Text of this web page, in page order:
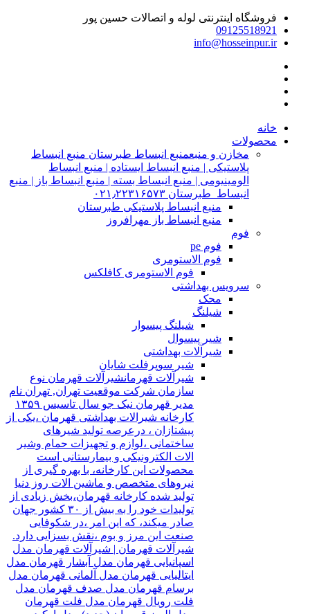
فروشگاه اینترنتی لوله و اتصالات حسین پور
09125518921
info@hosseinpur.ir
خانه
محصولات
مخازن و منبعمنبع انبساط طبرستان منبع انبساط
پلاستیکی | منبع انبساط ایستاده | منبع انبساط
الومینیومی | منبع انبساط بسته | منبع انبساط باز | منبع
انبساط طبرستان ۰۲۱٫۲۲۳۱۶۵۷۳
منبع انبساط پلاستیکی طبرستان
منبع انبساط باز مهرافروز
فوم
فوم pe
فوم الاستومری
فوم الاستومری کافلکس
سرویس بهداشتی
محک
شیلنگ
شیلنگ پیسوار
شیر پیسوال
شیرآلات بهداشتی
شیر سوپرفلت شایان
شیرآلات قهرمانشیرآلات قهرمان نوع
سازمان شرکت موقعیت تهران, تهران نام
مدیر قهرمان نیک جو سال تاسیس ۱۳۵۹
کارخانه شیرالات بهداشتی قهرمان ،یکی از
پیشتازان ، درعرصه تولید شیرهای
ساختمانی ،لوازم و تجهیزات حمام وشیر
الات الکترونیکی و بیمارستانی است
محصولات این کارخانه، با بهره گیری از
نیروهای متخصص و ماشین الات روز دنیا
تولید شده کارخانه قهرمان،بخش زیادی از
تولیدات خود را به بیش از ۳۰ کشور جهان
صادر میکند، که این امر ،در شکوفایی
صنعت این مرز و بوم ،نقش بسزایی دارد.
شیرآلات قهرمان | شیرآلات قهرمان مدل
اسپانیایی قهرمان مدل آبشار قهرمان مدل
ایتالیایی قهرمان مدل آلمانی قهرمان مدل
برسام قهرمان مدل صدف قهرمان مدل
فلت رویال قهرمان مدل فلت قهرمان